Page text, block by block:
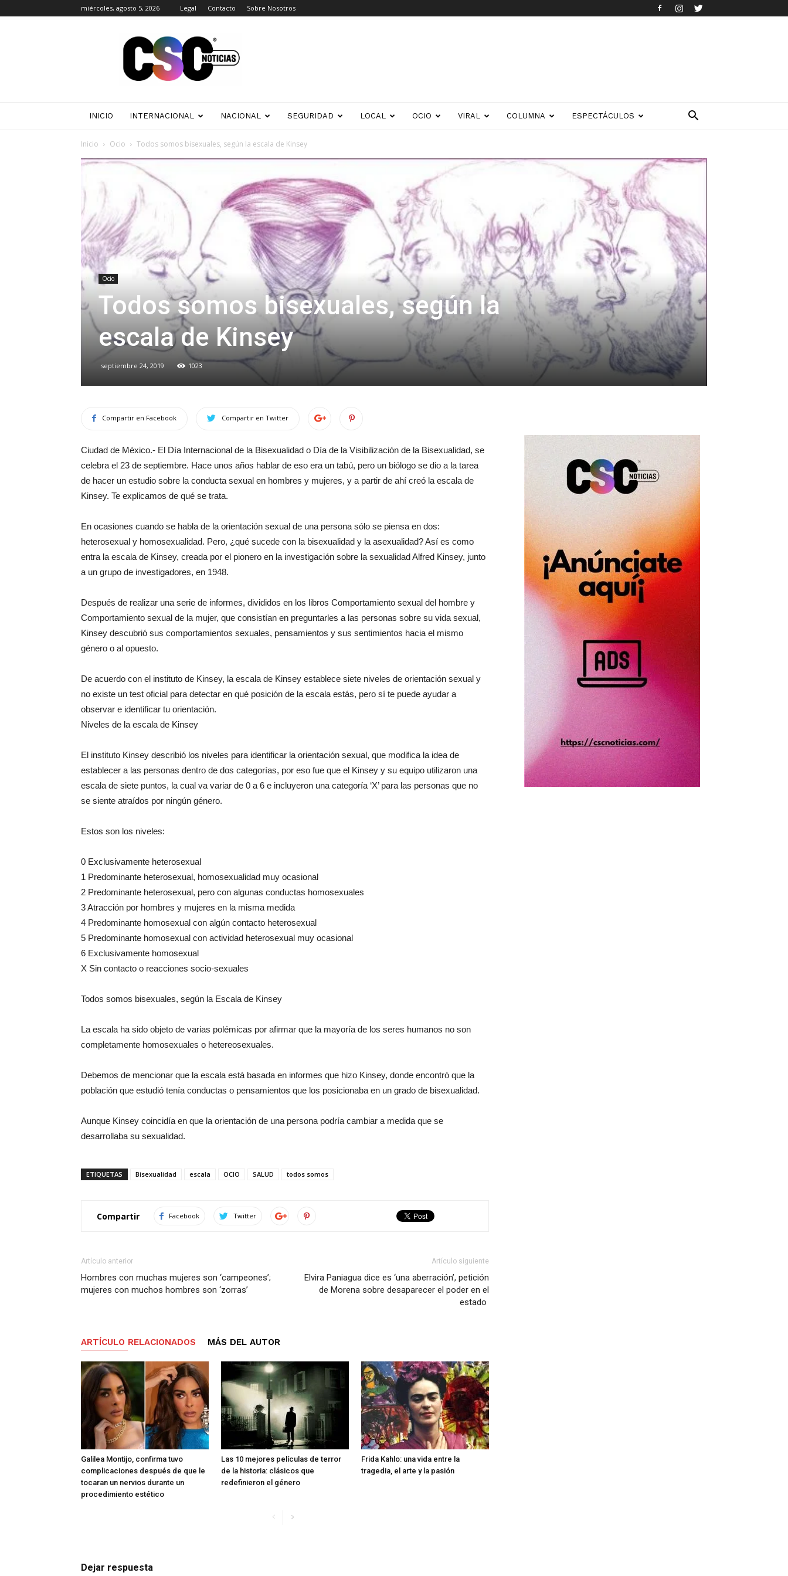
miércoles, agosto 5, 2026 Legal Contacto Sobre Nosotros
Noticias
INICIO INTERNACIONAL NACIONAL SEGURIDAD LOCAL OCIO VIRAL COLUMNA ESPECTÁCULOS
Inicio Ocio Todos somos bisexuales, según la escala de Kinsey
Ocio
Todos somos bisexuales, según la
escala de Kinsey
septiembre 24, 2019 1023
Compartir en Facebook Compartir en Twitter
Ciudad de México.- El Día Internacional de la Bisexualidad o Día de la Visibilización de la Bisexualidad, se
celebra el 23 de septiembre. Hace unos años hablar de eso era un tabú, pero un biólogo se dio a la tarea
de hacer un estudio sobre la conducta sexual en hombres y mujeres, y a partir de ahí creó la escala de
Kinsey. Te explicamos de qué se trata.
En ocasiones cuando se habla de la orientación sexual de una persona sólo se piensa en dos:
heterosexual y homosexualidad. Pero, ¿qué sucede con la bisexualidad y la asexualidad? Así es como
entra la escala de Kinsey, creada por el pionero en la investigación sobre la sexualidad Alfred Kinsey, junto
a un grupo de investigadores, en 1948.
Después de realizar una serie de informes, divididos en los libros Comportamiento sexual del hombre y
Comportamiento sexual de la mujer, que consistían en preguntarles a las personas sobre su vida sexual,
Kinsey descubrió sus comportamientos sexuales, pensamientos y sus sentimientos hacia el mismo
género o al opuesto.
De acuerdo con el instituto de Kinsey, la escala de Kinsey establece siete niveles de orientación sexual y
no existe un test oficial para detectar en qué posición de la escala estás, pero sí te puede ayudar a
observar e identificar tu orientación.
Niveles de la escala de Kinsey
El instituto Kinsey describió los niveles para identificar la orientación sexual, que modifica la idea de
establecer a las personas dentro de dos categorías, por eso fue que el Kinsey y su equipo utilizaron una
escala de siete puntos, la cual va variar de 0 a 6 e incluyeron una categoría ‘X’ para las personas que no
se siente atraídos por ningún género.
Estos son los niveles:
0 Exclusivamente heterosexual
1 Predominante heterosexual, homosexualidad muy ocasional
2 Predominante heterosexual, pero con algunas conductas homosexuales
3 Atracción por hombres y mujeres en la misma medida
4 Predominante homosexual con algún contacto heterosexual
5 Predominante homosexual con actividad heterosexual muy ocasional
6 Exclusivamente homosexual
X Sin contacto o reacciones socio-sexuales
Todos somos bisexuales, según la Escala de Kinsey
La escala ha sido objeto de varias polémicas por afirmar que la mayoría de los seres humanos no son
completamente homosexuales o hetereosexuales.
Debemos de mencionar que la escala está basada en informes que hizo Kinsey, donde encontró que la
población que estudió tenía conductas o pensamientos que los posicionaba en un grado de bisexualidad.
Aunque Kinsey coincidía en que la orientación de una persona podría cambiar a medida que se
desarrollaba su sexualidad.
ETIQUETAS Bisexualidad escala OCIO SALUD todos somos
Compartir Facebook Twitter
Artículo anterior
Hombres con muchas mujeres son ‘campeones’;
mujeres con muchos hombres son ‘zorras’
Artículo siguiente
Elvira Paniagua dice es ‘una aberración’, petición
de Morena sobre desaparecer el poder en el
estado
ARTÍCULO RELACIONADOS MÁS DEL AUTOR
Galilea Montijo, confirma tuvo
complicaciones después de que le
tocaran un nervios durante un
procedimiento estético
Las 10 mejores películas de terror
de la historia: clásicos que
redefinieron el género
Frida Kahlo: una vida entre la
tragedia, el arte y la pasión
Dejar respuesta